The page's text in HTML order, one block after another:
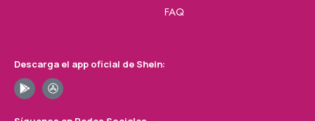
FAQ
Descarga el app oficial de Shein: